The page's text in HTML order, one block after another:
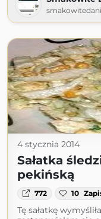
4 stycznia 2014
Sałatka
pekińską
772 10
Tę sałatkę